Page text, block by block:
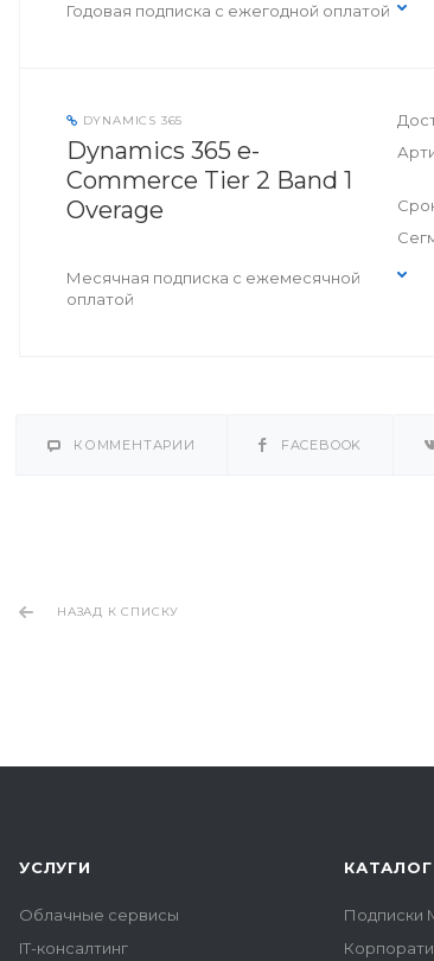
Годовая подписка с ежегодной оплатой
DYNAMICS 365
Dynamics 365 e-
Commerce Tier 2 Band 1
Overage
Месячная подписка с ежемесячной
оплатой
КОММЕНТАРИИ FACEBOOK
НАЗАД К СПИСКУ
УСЛУГИ
Облачные сервисы
IT-консалтинг
КАТАЛОГ
Подписки